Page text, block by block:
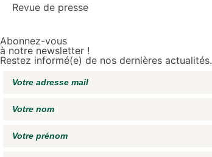
Revue de presse
Abonnez-vous
à notre newsletter !
Restez informé(e) de nos dernières actualités.